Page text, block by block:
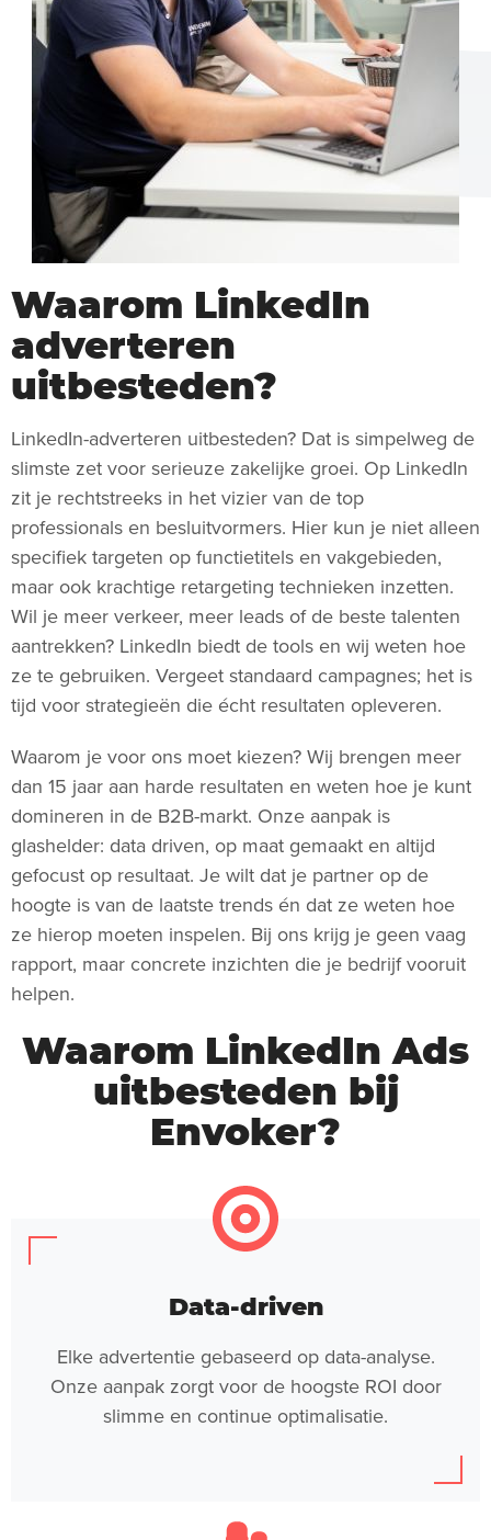
Waarom LinkedIn
adverteren
uitbesteden?
LinkedIn-adverteren uitbesteden? Dat is simpelweg de
slimste zet voor serieuze zakelijke groei. Op LinkedIn
zit je rechtstreeks in het vizier van de top
professionals en besluitvormers. Hier kun je niet alleen
specifiek targeten op functietitels en vakgebieden,
maar ook krachtige retargeting technieken inzetten.
Wil je meer verkeer, meer leads of de beste talenten
aantrekken? LinkedIn biedt de tools en wij weten hoe
ze te gebruiken. Vergeet standaard campagnes; het is
tijd voor strategieën die écht resultaten opleveren.
Waarom je voor ons moet kiezen? Wij brengen meer
dan 15 jaar aan harde resultaten en weten hoe je kunt
domineren in de B2B-markt. Onze aanpak is
glashelder: data driven, op maat gemaakt en altijd
gefocust op resultaat. Je wilt dat je partner op de
hoogte is van de laatste trends én dat ze weten hoe
ze hierop moeten inspelen. Bij ons krijg je geen vaag
rapport, maar concrete inzichten die je bedrijf vooruit
helpen.
Waarom LinkedIn Ads
uitbesteden bij
Envoker?
Data-driven
Elke advertentie gebaseerd op data-analyse.
Onze aanpak zorgt voor de hoogste ROI door
slimme en continue optimalisatie.